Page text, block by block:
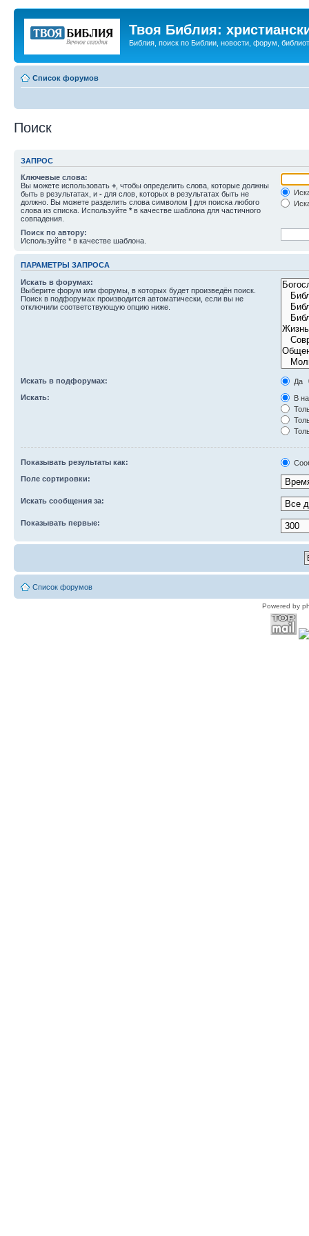
Твоя Библия:
Библия, поиск по Библии, новости, форум,
Список форумов
Поиск
ЗАПРОС
Ключевые слова:
Вы можете использовать + , чтобы определить слова, которые должны
быть в результатах, и - для слов, которых в результатах быть не
должно. Вы можете разделить слова символом | для поиска любого
слова из списка. Используйте * в качестве шаблона для частичного
совпадения.
Поиск по автору:
Используйте * в качестве шаблона.
ПАРАМЕТРЫ ЗАПРОСА
Искать в форумах:
Выберите форум или форумы, в которых будет произведён поиск.
Поиск в подфорумах производится автоматически, если вы не
отключили соответствующую опцию ниже.
Искать в подфорумах:
Да
Искать:
В
Показывать результаты как:
Поле сортировки:
Искать сообщения за:
Показывать первые:
Список форумов
Powered by